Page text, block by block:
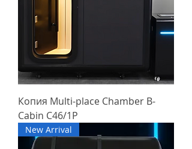
Копия Multi-place Chamber B-
Cabin C46/1P
New Arrival